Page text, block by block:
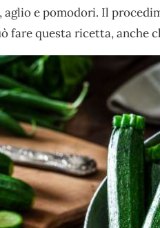
aglio e pomodori. Il
fare questa ricetta, anche